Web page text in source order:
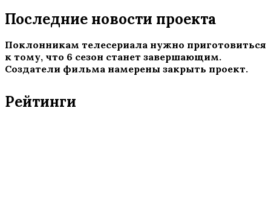
Последние новости проекта
Поклонникам телесериала нужно приготовиться
к тому, что 6 сезон станет завершающим.
Создатели фильма намерены закрыть проект.
Рейтинги